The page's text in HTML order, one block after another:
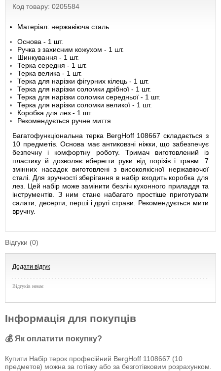
Код товару: 0205584
Матеріал: нержавіюча сталь
Основа - 1 шт.
Ручка з захисним кожухом - 1 шт.
Шинкування - 1 шт.
Терка середня - 1 шт.
Терка велика - 1 шт.
Терка для нарізки фігурних кілець - 1 шт.
Терка для нарізки соломки дрібної - 1 шт.
Терка для нарізки соломки середньої - 1 шт.
Терка для нарізки соломки великої - 1 шт.
Коробка для лез - 1 шт.
Рекомендується ручне миття
Багатофункціональна терка BergHoff 108667 складається з
10 предметів. Основа має антиковзні ніжки, що забезпечує
безпечну і комфортну роботу. Тримач виготовлений із
пластику й дозволяє вберегти руки від порізів і травм. 7
змінних насадок виготовлені з високоякісної нержавіючої
сталі. Для зручності зберігання в набір входить коробка для
лез. Цей набір може замінити безліч кухонного приладдя та
інструментів. З ним стане набагато простіше приготувати
салати, десерти, перші і другі страви. Рекомендується мити
вручну.
Відгуки (0)
Додати відгук
Відгуків немає
Інформація для покупців
💰 Як оплатити покупку?
Купити Набір терок професійний BergHoff 1108667 (10
предметов) можна за готівку або за безготівковим розрахунком.